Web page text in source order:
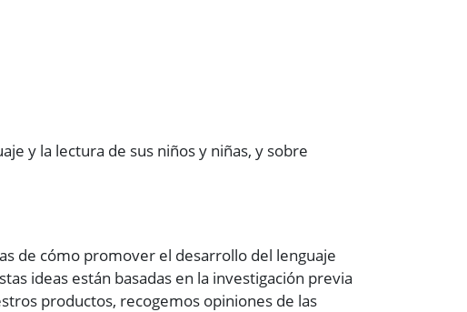
y la lectura de sus niños y niñas, y sobre
de cómo promover el desarrollo del lenguaje
ideas están basadas en la investigación previa
productos, recogemos opiniones de las